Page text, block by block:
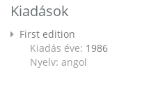
Kiadások
First edition
Kiadás éve: 1986
Nyelv: angol